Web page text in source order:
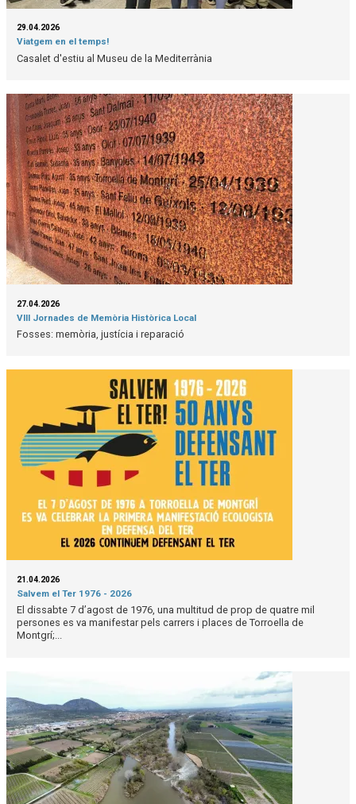
29.04.2026
Viatgem en el temps!
Casalet d'estiu al Museu de la Mediterrània
27.04.2026
VIII Jornades de Memòria Històrica Local
Fosses: memòria, justícia i reparació
21.04.2026
Salvem el Ter 1976 - 2026
El dissabte 7 d’agost de 1976, una multitud de prop de quatre mil
persones es va manifestar pels carrers i places de Torroella de
Montgrí;...